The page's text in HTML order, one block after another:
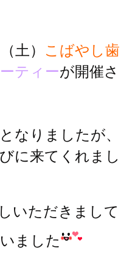
土） こばやし歯
ティーが開催さ
なりましたが、
に来てくれまし
いただきまして
ました